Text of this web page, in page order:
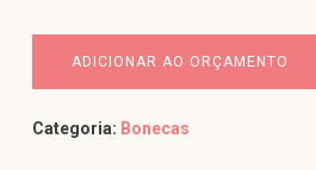
ADICIONAR AO ORÇAMENTO
Categoria: Bonecas